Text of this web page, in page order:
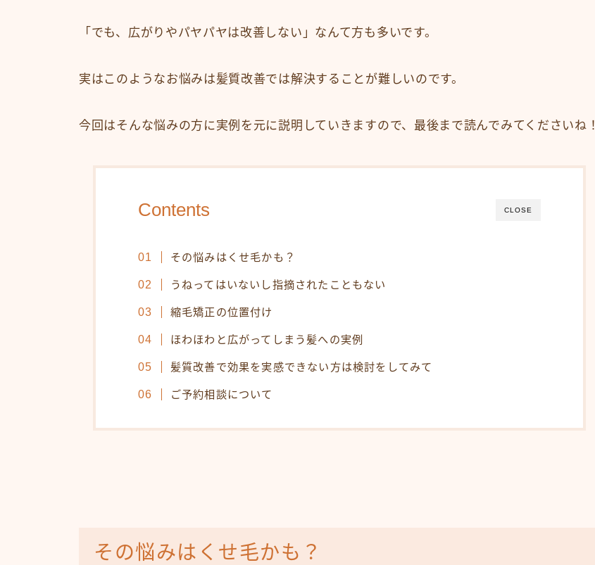
「でも、広がりやパヤパヤは改善しない」なんて方も多いです。
実はこのようなお悩みは髪質改善では解決することが難しいのです。
今回はそんな悩みの方に実例を元に説明していきますので、最後まで読んでみてくださいね！
CLOSE
Contents
その悩みはくせ毛かも？
うねってはいないし指摘されたこともない
縮毛矯正の位置付け
ほわほわと広がってしまう髪への実例
髪質改善で効果を実感できない方は検討をしてみて
ご予約相談について
その悩みはくせ毛かも？